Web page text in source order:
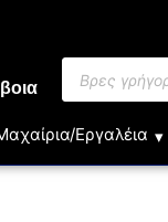
Εργαλέια